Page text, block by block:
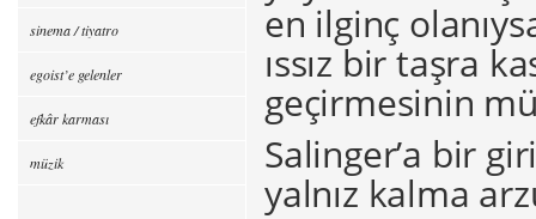
en ilginç
ıssız bir taşra
geçirmesinin
Salinger’a bir
yalnız kalma
sinema / tiyatro
egoist’e gelenler
efkâr karması
müzik